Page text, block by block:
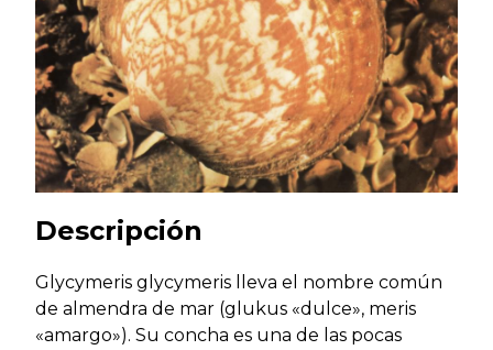
Descripción
Glycymeris glycymeris lleva el nombre común
de almendra de mar (glukus «dulce», meris
«amargo»). Su concha es una de las pocas